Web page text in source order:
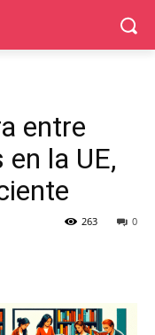
entre
la UE,
0
263